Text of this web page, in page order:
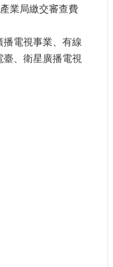
業局繳交審查費
播電視事業、有線
、衛星廣播電視